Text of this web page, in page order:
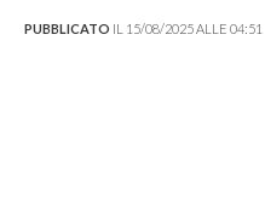
PUBBLICATO IL 15/08/2025 ALLE 04:51